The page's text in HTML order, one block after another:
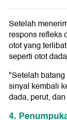
Setelah
respons refleks
otot yang
seperti otot
"Setelah
sinyal kembali
dada, perut,
4.